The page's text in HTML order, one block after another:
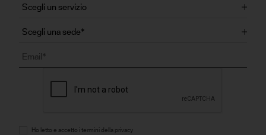
Ho letto e accetto i termini della privacy